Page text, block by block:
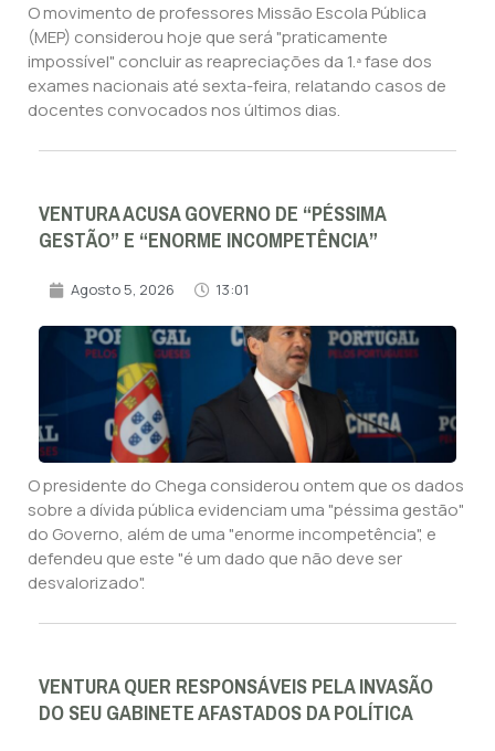
O movimento de professores Missão Escola Pública
(MEP) considerou hoje que será "praticamente
impossível" concluir as reapreciações da 1.ª fase dos
exames nacionais até sexta-feira, relatando casos de
docentes convocados nos últimos dias.
VENTURA ACUSA GOVERNO DE “PÉSSIMA
GESTÃO” E “ENORME INCOMPETÊNCIA”
Agosto 5, 2026 13:01
O presidente do Chega considerou ontem que os dados
sobre a dívida pública evidenciam uma "péssima gestão"
do Governo, além de uma "enorme incompetência", e
defendeu que este "é um dado que não deve ser
desvalorizado".
VENTURA QUER RESPONSÁVEIS PELA INVASÃO
DO SEU GABINETE AFASTADOS DA POLÍTICA